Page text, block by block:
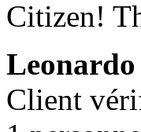
Citizen!
Client